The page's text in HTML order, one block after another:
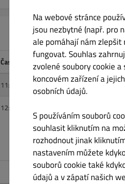
Čas zahájení
11:00
12:00
Donáška
Na webové stránce
jsou nezbytné (např. pro
ale pomáhají nám zlepšit
fungovat. Souhlas
zvolené soubory cookie
koncovém zařízení a
osobních údajů.
S používáním souborů
souhlasit kliknutím na
rozhodnout jinak
nastavením můžete
souborů cookie také
údajů a v zápatí našich